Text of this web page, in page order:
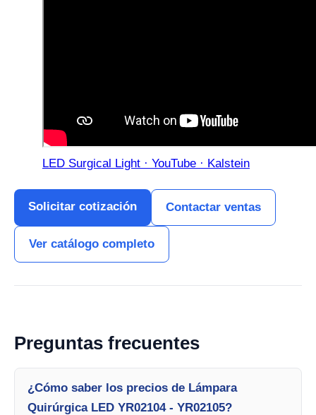
LED Surgical Light · YouTube · Kalstein
Solicitar cotización Contactar ventas
Ver catálogo completo
Preguntas frecuentes
¿Cómo saber los precios de Lámpara
Quirúrgica LED YR02104 - YR02105?